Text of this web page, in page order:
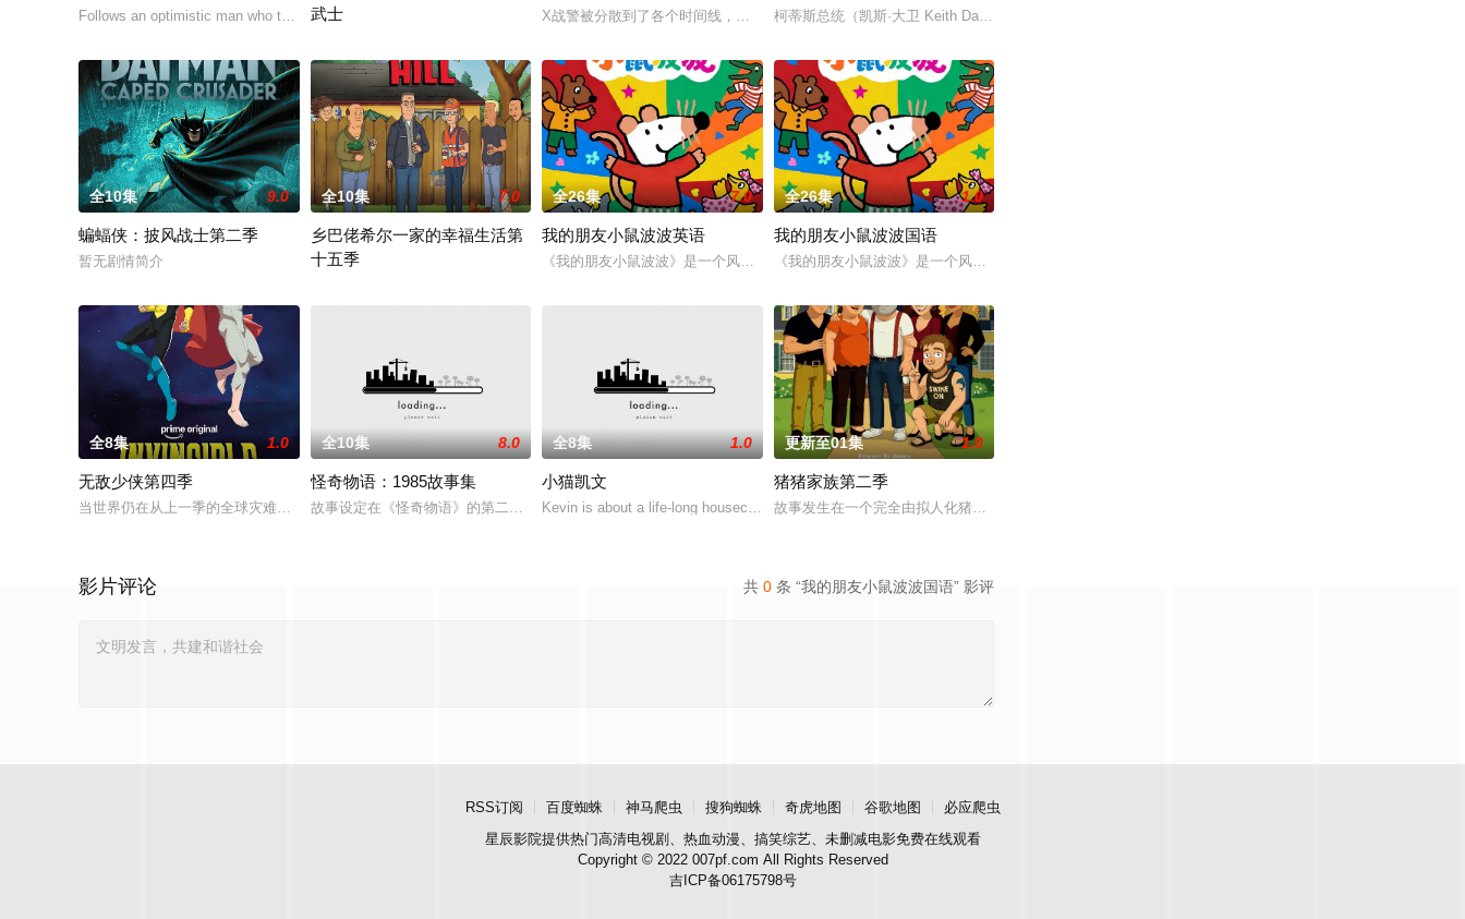
Follows an optimistic man who tries to keep up with t
武士
X战警被分散到了各个时间线，从过去，到未来，而他们将在最脆弱的时间点遭遇袭击——如今，1990年代。天启发
柯蒂斯总统（凯斯·大卫 Keith David 配音）及其古怪的幕僚团队将共同应对那些瑞克根本不会理会的一
全10集 9.0
蝙蝠侠：披风战士第二季
暂无剧情简介
全10集 7.0
乡巴佬希尔一家的幸福生活第
十五季
全26集 7.0
我的朋友小鼠波波英语
《我的朋友小鼠波波》是一个风靡全球、深受学龄前儿童及家长喜爱的经典IP，改编自英国著名儿童作家露西·卡曾斯
全26集 1.0
我的朋友小鼠波波国语
《我的朋友小鼠波波》是一个风靡全球、深受学龄前儿童及家长喜爱的经典IP，改编自英国著名儿童作家露西·
全8集 1.0
无敌少侠第四季
当世界仍在从上一季的全球灾难中恢复之际，已发生变化的马克因内疚而痛苦不堪。他在全力保护家园和挚爱之人时，与
全10集 8.0
怪奇物语：1985故事集
故事设定在《怪奇物语》的第二季和第三季之间，欢迎回到1985年冬天的霍金斯，主角团将面对新的怪物和超自然之
全8集 1.0
小猫凯文
Kevin is about a life-long housecat who decides that
更新至01集 1.0
猪猪家族第二季
故事发生在一个完全由拟人化猪猪居住的世界，地点是一个名为哼哼菲尔德的古怪小镇。这是一部连载式的肥
共 0 条 “我的朋友小鼠波波国语” 影评
影片评论
RSS订阅 百度蜘蛛 神马爬虫 搜狗蜘蛛 奇虎地图 谷歌地图
必应爬虫
星辰影院提供热门高清电视剧、热血动漫、搞笑综艺、未删减电影免费在线观看
Copyright © 2022 007pf.com All Rights Reserved
吉ICP备06175798号